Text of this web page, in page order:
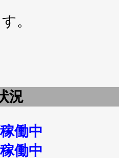
。
況
稼働中
稼働中